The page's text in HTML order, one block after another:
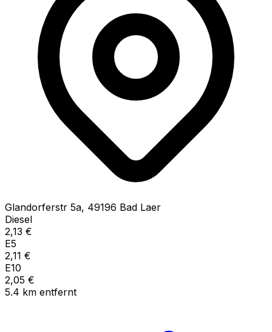
Glandorferstr 5a, 49196 Bad Laer
Diesel
2,13 €
E5
2,11 €
E10
2,05 €
5.4 km entfernt